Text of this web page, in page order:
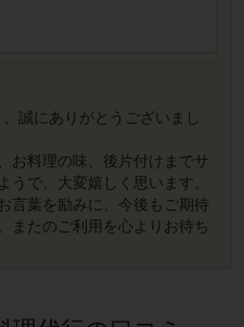
誠にありがとうございまし
お料理の味、後片付けまでサ
うで、大変嬉しく思います。
言葉を励みに、今後もご期待
またのご利用を心よりお待ち